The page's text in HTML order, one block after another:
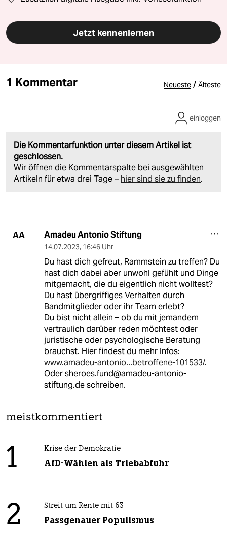
Jetzt kennenlernen
1 Kommentar Neueste / Älteste
Die Kommentarfunktion unter diesem Artikel ist
geschlossen.
Wir öffnen die Kommentarspalte bei ausgewählten
Artikeln für etwa drei Tage – hier sind sie zu finden.
einloggen
AA Amadeu Antonio Stiftung
14.07.2023, 16:46 Uhr
Du hast dich gefreut, Rammstein zu treffen? Du
hast dich dabei aber unwohl gefühlt und Dinge
mitgemacht, die du eigentlich nicht wolltest?
Du hast übergriffiges Verhalten durch
Bandmitglieder oder ihr Team erlebt?
Du bist nicht allein – ob du mit jemandem
vertraulich darüber reden möchtest oder
juristische oder psychologische Beratung
brauchst. Hier findest du mehr Infos:
www.amadeu-antonio...betroffene-101533/.
Oder sheroes.fund@amadeu-antonio-
stiftung.de schreiben.
meistkommentiert
1 Krise der Demokratie
AfD-Wählen als Triebabfuhr
2 Streit um Rente mit 63
Passgenauer Populismus